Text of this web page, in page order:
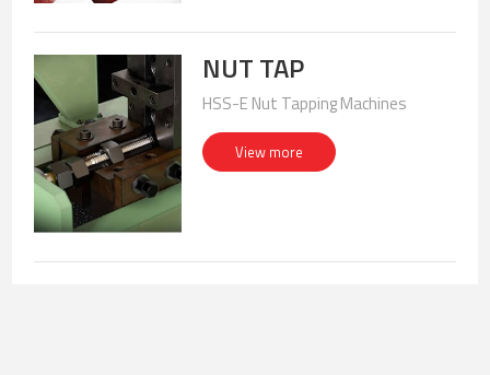
NUT TAP
HSS-E Nut Tapping Machines
View more